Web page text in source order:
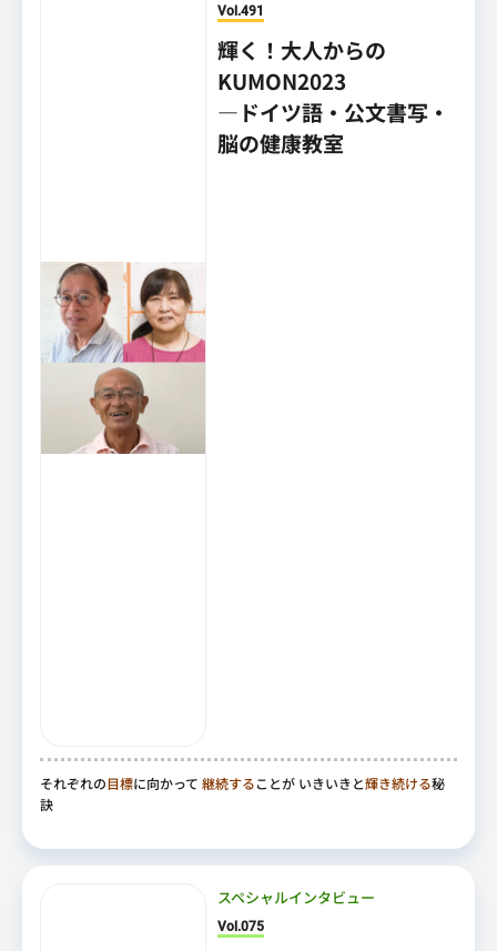
Vol.491
輝く！大人からの
KUMON2023
―ドイツ語・公文書写・
脳の健康教室
それぞれの目標に向かって 継続することが いきいきと輝き続ける秘
訣
スペシャルインタビュー
Vol.075